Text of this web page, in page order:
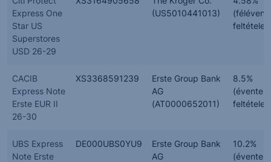
Express One
Star US
Superstores
USD 26-29
(US5010441013)
CACIB
Express Note
Erste EUR II
26-30
XS3368591239
Erste Group Bank
AG
(AT0000652011)
8.5%
(évente,
UBS Express
Note Erste
DE000UBS0YU9
Erste Group Bank
AG
10.2%
(évente,